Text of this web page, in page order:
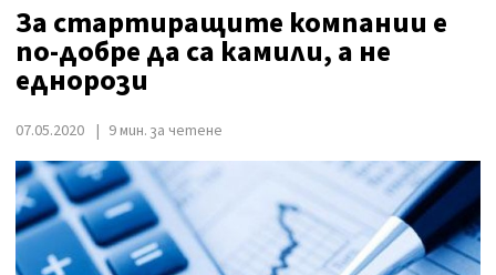
За стартиращите компании е
по-добре да са камили, а не
еднорози
07.05.2020 9 мин. за четене